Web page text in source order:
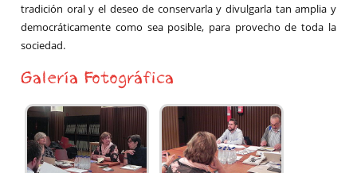
tradición oral y el deseo de conservarla y divulgarla tan amplia y
democráticamente como sea posible, para provecho de toda la
sociedad.
Galería Fotográfica